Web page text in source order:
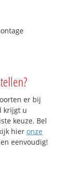
er bij
krijgt u
keuze. Bel
hieronze
eenvoudig!